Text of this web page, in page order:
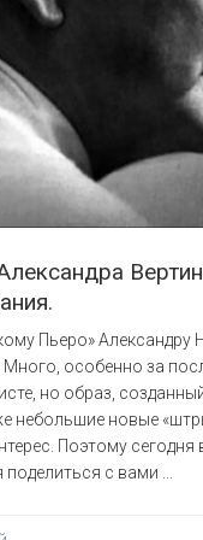
Пьеро»
особенно за
но образ,
небольшие новые
Поэтому сегодня
с вами ...